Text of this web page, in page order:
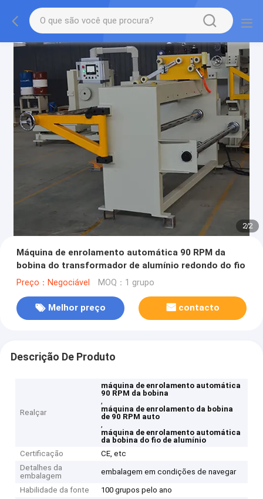
2/2
Máquina de enrolamento automática 90 RPM da
bobina do transformador de alumínio redondo do fio
Preço：Negociável MOQ：1 grupo
Melhor preço contacto
Descrição De Produto
Realçar
máquina de enrolamento automática
90 RPM da bobina
,
máquina de enrolamento da bobina
de 90 RPM auto
,
máquina de enrolamento automática
da bobina do fio de alumínio
Certificação
CE, etc
Detalhes da
embalagem
embalagem em condições de navegar
Habilidade da fonte
100 grupos pelo ano